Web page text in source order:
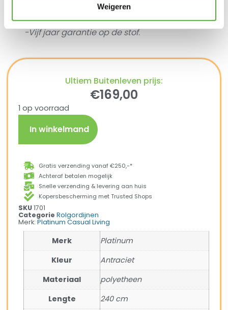
Weigeren
het kozijn of de pergola.
-Uitstekend te combineren met de Platinum
Sun & Shade pergola of het flex frame.
-Vijf jaar garantie op de stof.
Ultiem Buitenleven prijs:
€169,00
1 op voorraad
In winkelmand
Gratis verzending vanaf €250,-*
Achteraf betalen mogelijk
Snelle verzending & levering aan huis
Kopersbescherming met Trusted Shops
SKU1701
Categorie Rolgordijnen
Merk:Platinum Casual Living
Merk
Platinum
Kleur
Antraciet
Materiaal
polyetheen
Lengte
240 cm